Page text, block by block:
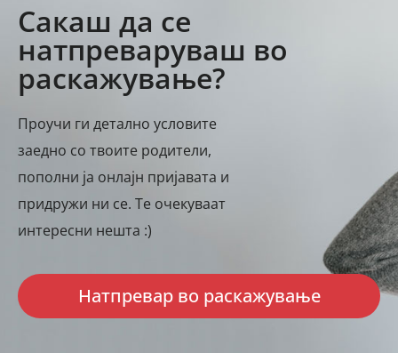
Сакаш да се
натпреваруваш во
раскажување?
Проучи ги детално условите
заедно со твоите родители,
пополни ја онлајн пријавата и
придружи ни се. Те очекуваат
интересни нешта :)
Натпревар во раскажување